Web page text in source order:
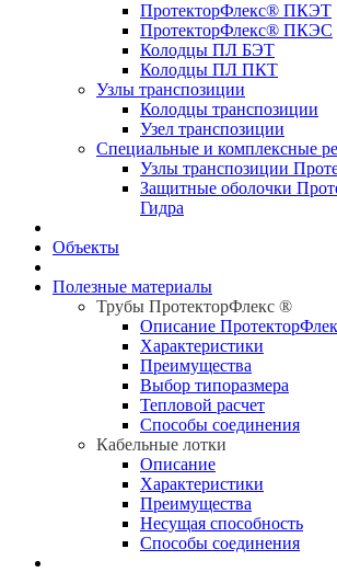
ПротекторФлекс® ПКЭТ
ПротекторФлекс® ПКЭС
Колодцы ПЛ БЭТ
Колодцы ПЛ ПКТ
Узлы транспозиции
Колодцы транспозиции
Узел транспозиции
Специальные и комплексные
Узлы транспозиции
Защитные оболочки
Гидра
Объекты
Полезные материалы
Трубы ПротекторФлекс ®
Описание
Характеристики
Преимущества
Выбор типоразмера
Тепловой расчет
Способы соединения
Кабельные лотки
Описание
Характеристики
Преимущества
Несущая способность
Способы соединения